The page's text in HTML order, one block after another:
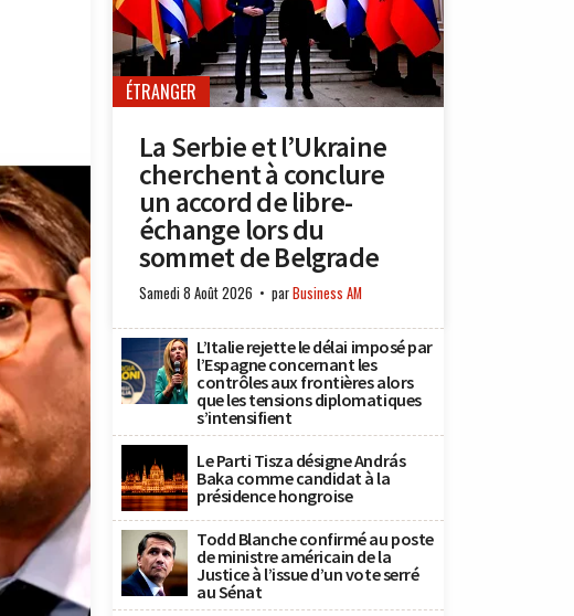
ÉTRANGER
La Serbie et l’Ukraine
cherchent à conclure
un accord de libre-
échange lors du
sommet de Belgrade
Samedi 8 Août 2026 parBusiness AM
L’Italie rejette le délai imposé par
l’Espagne concernant les
contrôles aux frontières alors
que les tensions diplomatiques
s’intensifient
Le Parti Tisza désigne András
Baka comme candidat à la
présidence hongroise
Todd Blanche confirmé au poste
de ministre américain de la
Justice à l’issue d’un vote serré
au Sénat